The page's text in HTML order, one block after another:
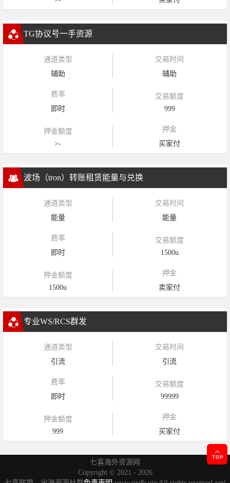
TG协议号一手资源
通道类型
辅助
交易时间
辅助
费率
即时
交易额度
999
押金额度
>-
押金
买家付
波场（tron）转账租赁能量与兑换
通道类型
能量
交易时间
能量
费率
即时
交易额度
1500u
押金额度
1500u
押金
卖家付
专业WS/RCS群发
通道类型
引流
交易时间
引流
费率
即时
交易额度
99999
押金额度
999
押金
买家付
七喜海外资源网
Copyright © 2021 - 2026